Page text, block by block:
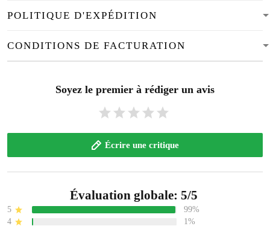
POLITIQUE D'EXPÉDITION
CONDITIONS DE FACTURATION
Soyez le premier à rédiger un avis
Écrire une critique
Évaluation globale: 5/5
5
99%
4
1%